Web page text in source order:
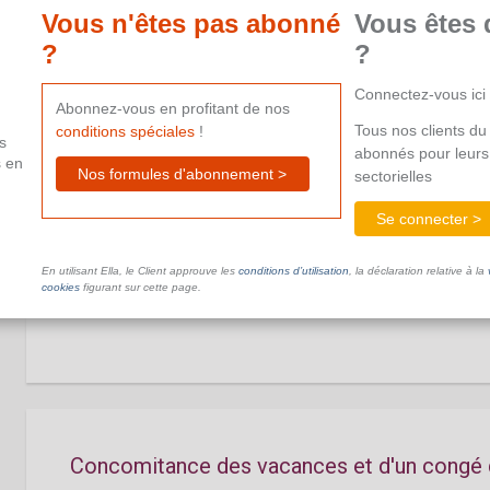
Ce document n'est pas disponible dans le cadre de votre
aide supplémentaire.
Concomitance des vacances et des jours
cadre de la durée du travail et repos du
Ce document n'est pas disponible dans le cadre de votre
Concomitance des vacances et d'un
en
Vous n'êtes pas abonné
?
Abonnez-vous en profitant de nos
conditions spéciales!
Nos formules d'abonnement >
Vous êtes
?
Connectez-vous
Tous nos clients
abonnés pour
sectorielles
Se connecter >
En utilisant Ella, le Client approuve les conditions d’utilisation , la déclaration relative à la
cookiesfigurant sur cette page.